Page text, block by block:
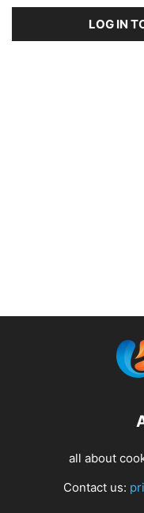
LOG IN
all about
Contact us: